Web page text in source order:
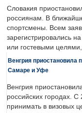
Словакия
россиянам. В
спортсмены. Всем
зарегистрировались
или гостевыми
Венгрия приостановила
Самаре и Уфе
Венгрия
российских городах.
принимать в визовых